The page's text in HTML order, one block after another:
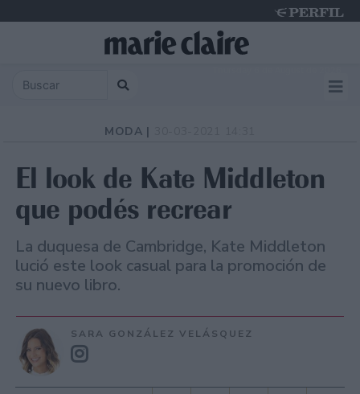
MODA |
El look de Kate Middleton
que podés recrear
La duquesa de Cambridge, Kate Middleton
lució este look casual para la promoción de
su nuevo libro.
SARA GONZÁLEZ VELÁSQUEZ